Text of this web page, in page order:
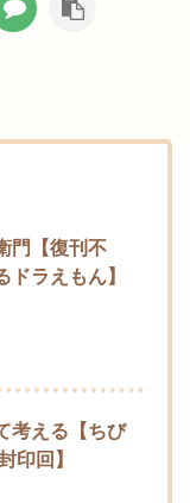
門【復刊不
ラえもん】
考える【ちび
印回】